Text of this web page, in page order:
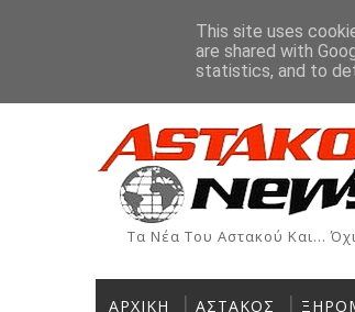
Ιστορία Χρήσιμα
ΡΟΗ ΕΙΔΗΣΕΩΝ
Τα Νέα Του Αστακού Και...
ΑΡΧΙΚΗ ΑΣΤΑΚΟΣ
This site uses
are shared with
statistics, and to